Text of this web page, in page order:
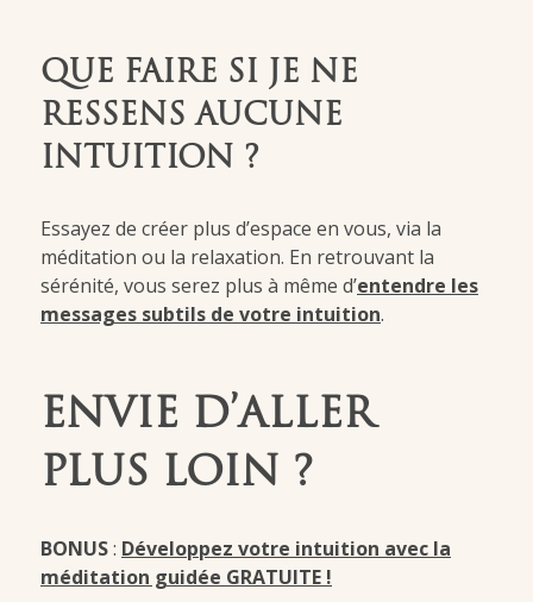
QUE FAIRE SI JE NE
RESSENS AUCUNE
INTUITION ?
Essayez de créer plus d’espace en vous, via la
méditation ou la relaxation. En retrouvant la
sérénité, vous serez plus à même d’entendre les
messages subtils de votre intuition.
ENVIE D’ALLER
PLUS LOIN ?
BONUS: Développez votre intuition avec la
méditation guidée GRATUITE !